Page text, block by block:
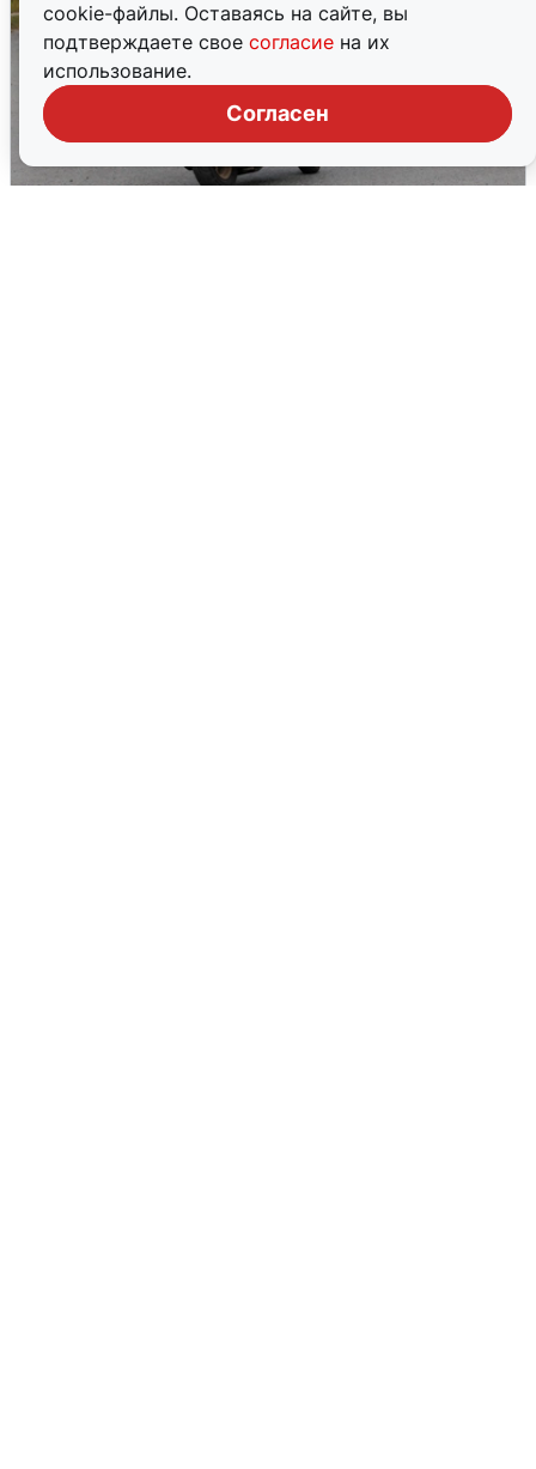
cookie-файлы. Оставаясь на сайте, вы
подтверждаете свое согласие на их
использование.
Согласен